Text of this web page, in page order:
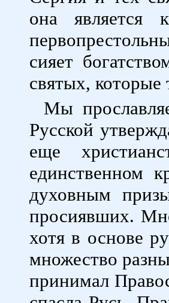
она является
сияет
святых,
Мы
Русской
еще
единственном
духовным
просиявших.
хотя в основе
множество
принимал